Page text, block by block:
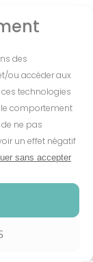
des
ou accéder aux
technologies
comportement
ne pas
un effet négatif
sans accepter
vos